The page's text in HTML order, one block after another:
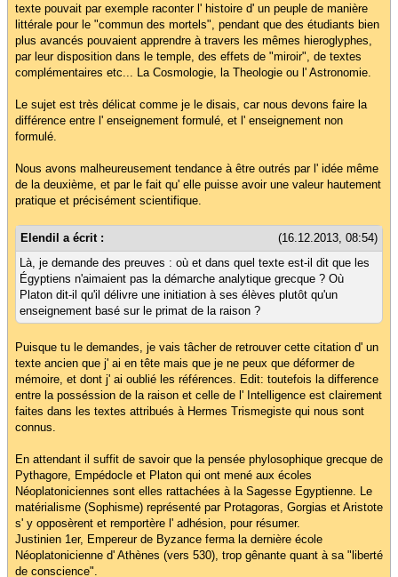
texte pouvait par exemple raconter l' histoire d' un peuple de manière
littérale pour le "commun des mortels", pendant que des étudiants bien
plus avancés pouvaient apprendre à travers les mêmes hieroglyphes,
par leur disposition dans le temple, des effets de "miroir", de textes
complémentaires etc... La Cosmologie, la Theologie ou l' Astronomie.
Le sujet est très délicat comme je le disais, car nous devons faire la
différence entre l' enseignement formulé, et l' enseignement non
formulé.
Nous avons malheureusement tendance à être outrés par l' idée même
de la deuxième, et par le fait qu' elle puisse avoir une valeur hautement
pratique et précisément scientifique.
(16.12.2013, 08:54)
Elendil a écrit :
Là, je demande des preuves : où et dans quel texte est-il dit que les
Égyptiens n'aimaient pas la démarche analytique grecque ? Où
Platon dit-il qu'il délivre une initiation à ses élèves plutôt qu'un
enseignement basé sur le primat de la raison ?
Puisque tu le demandes, je vais tâcher de retrouver cette citation d' un
texte ancien que j' ai en tête mais que je ne peux que déformer de
mémoire, et dont j' ai oublié les références. Edit: toutefois la difference
entre la posséssion de la raison et celle de l' Intelligence est clairement
faites dans les textes attribués à Hermes Trismegiste qui nous sont
connus.
En attendant il suffit de savoir que la pensée phylosophique grecque de
Pythagore, Empédocle et Platon qui ont mené aux écoles
Néoplatoniciennes sont elles rattachées à la Sagesse Egyptienne. Le
matérialisme (Sophisme) représenté par Protagoras, Gorgias et Aristote
s' y opposèrent et remportère l' adhésion, pour résumer.
Justinien 1er, Empereur de Byzance ferma la dernière école
Néoplatonicienne d' Athènes (vers 530), trop gênante quant à sa "liberté
de conscience".